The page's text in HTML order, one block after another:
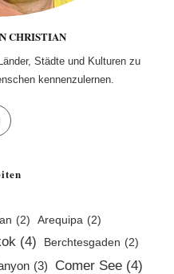
CHRISTIAN
Städte und Kulturen zu
kennenzulernen.
new
(2) Arequipa (2)
(4) Berchtesgaden (2)
(3) Comer See (4)